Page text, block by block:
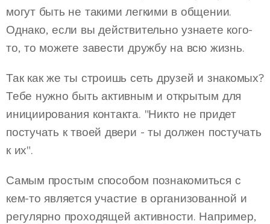
могут быть не такими легкими в общении.
Однако, если вы действительно узнаете кого-
то, то можете завести дружбу на всю жизнь.
Так как же ты строишь сеть друзей и знакомых?
Тебе нужно быть активным и открытым для
инициирования контакта. "Никто не придет
постучать к твоей двери - ты должен постучать
к их".
Самым простым способом познакомиться с
кем-то является участие в организованной и
регулярно проходящей активности. Например,